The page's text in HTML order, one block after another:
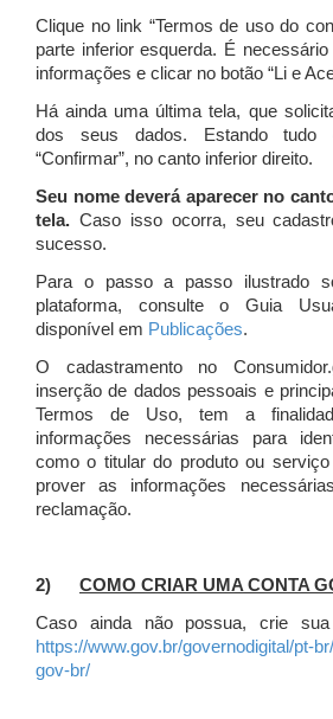
Clique no link “Termos de uso do
parte inferior esquerda. É
informações e clicar no botão “Li e
Há ainda uma última tela, que
dos seus dados. Estando tudo
“Confirmar”, no canto inferior direito.
Seu nome deverá aparecer no
tela. Caso isso ocorra, seu
sucesso.
Para o passo a passo ilustrado
plataforma, consulte o Guia
disponível em Publicações.
O cadastramento no
inserção de dados pessoais e
Termos de Uso, tem a
informações necessárias para
como o titular do produto ou
prover as informações
reclamação.
2) COMO CRIAR UMA CONTA
Caso ainda não possua, crie
https://www.gov.br/governodigital/pt-
gov-br/